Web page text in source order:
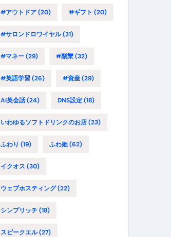
#アウトドア(20) #ギフト (20)
#サロンドロワイヤル(31)
#マネー(29) #副業(32)
#英語学習(26) #資産(29)
AI英会話(24) DNS設定(18)
いわゆるソフトドリンクのお店(23)
ふわり (19) ふわ姫(62)
イクオス (30)
ウェブホスティング(22)
シンプリッチ(18)
スピークエル(27)